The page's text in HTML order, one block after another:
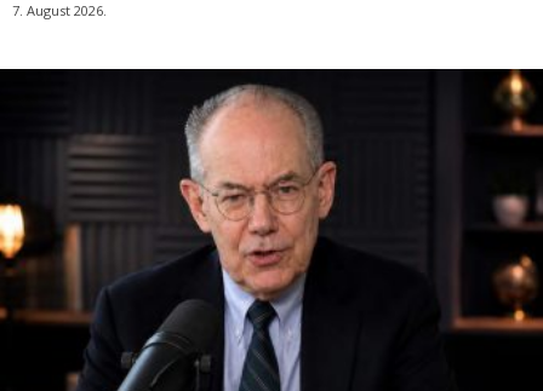
7. August 2026.